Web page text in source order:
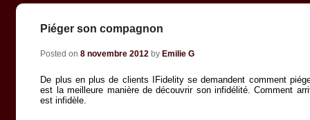
Piéger son compagnon
Posted on8 novembre 2012 byEmilie G
De plus en plus de clients IFidelity se demandent comment
est la meilleure manière de découvrir son infidélité. Comment
est infidèle.